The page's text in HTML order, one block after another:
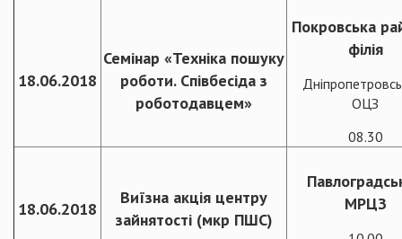
18.06.2018
Семінар «Техніка пошуку
роботи. Співбесіда з
роботодавцем»
Покровська
філія
ОЦЗ
08.30
18.06.2018
Виїзна акція центру
зайнятості (мкр ПШС)
МРЦЗ